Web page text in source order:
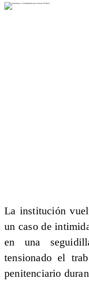
La institución
un caso de
en una
tensionado el
penitenciario